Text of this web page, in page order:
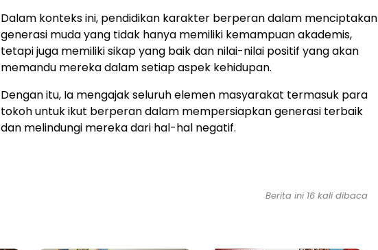
Dalam konteks ini, pendidikan karakter berperan dalam menciptakan
generasi muda yang tidak hanya memiliki kemampuan akademis,
tetapi juga memiliki sikap yang baik dan nilai-nilai positif yang akan
memandu mereka dalam setiap aspek kehidupan.
Dengan itu, Ia mengajak seluruh elemen masyarakat termasuk para
tokoh untuk ikut berperan dalam mempersiapkan generasi terbaik
dan melindungi mereka dari hal-hal negatif.
Berita ini 16 kali dibaca